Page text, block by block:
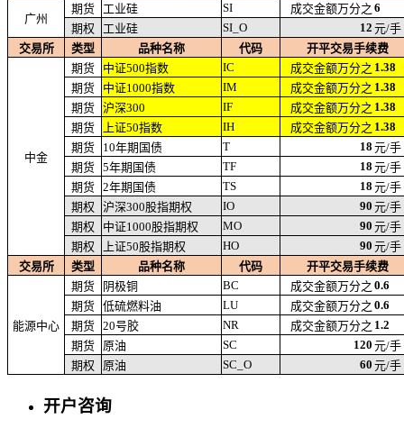
广州
期货 工业硅 SI 成交金额万分之 6
期权
工业硅 SI_O 12 元/手
交易所
类型 品种名称 代码 开平交易手续费
中金
期货 中证500指数 IC 成交金额万分之 1.38
期货
中证1000指数 IM 成交金额万分之 1.38
期货 沪深300 IF 成交金额万分之 1.38
期货
上证50指数 IH 成交金额万分之 1.38
期货
10年期国债 T 18 元/手
期货 5年期国债 TF 18 元/手
期货 2年期国债 TS 18 元/手
期权
沪深300股指期权 IO 90 元/手
期权
中证1000股指期权 MO 90 元/手
期权
上证50股指期权 HO 90 元/手
交易所
类型 品种名称 代码 开平交易手续费
能源中心
期货 阴极铜 BC 成交金额万分之 0.6
期货 低硫燃料油 LU 成交金额万分之 0.6
期货 20号胶 NR 成交金额万分之 1.2
期货
原油 SC 120 元/手
期权
原油 SC_O 60 元/手
开户咨询